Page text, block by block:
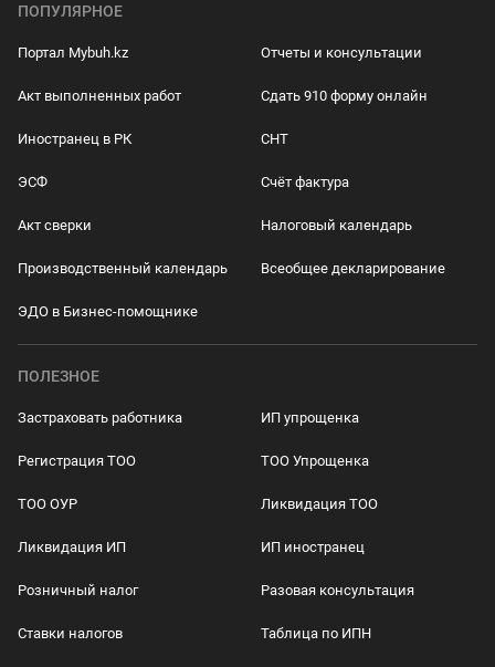
ПОПУЛЯРНОЕ
Портал Mybuh.kz Отчеты и консультации
Акт выполненных работ Сдать 910 форму онлайн
Иностранец в РК СНТ
ЭСФ Счёт фактура
Акт сверки Налоговый календарь
Производственный календарь Всеобщее декларирование
ЭДО в Бизнес-помощнике
ПОЛЕЗНОЕ
Застраховать работника ИП упрощенка
Регистрация ТОО ТОО Упрощенка
ТОО ОУР Ликвидация ТОО
Ликвидация ИП ИП иностранец
Розничный налог Разовая консультация
Ставки налогов Таблица по ИПН